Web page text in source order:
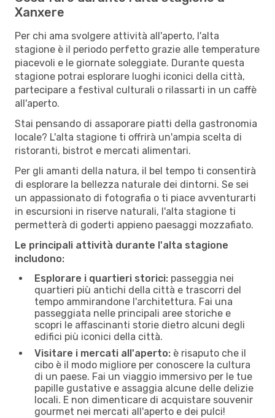
Xanxere
Per chi ama svolgere attività all'aperto, l'alta
stagione è il periodo perfetto grazie alle temperature
piacevoli e le giornate soleggiate. Durante questa
stagione potrai esplorare luoghi iconici della città,
partecipare a festival culturali o rilassarti in un caffè
all'aperto.
Stai pensando di assaporare piatti della gastronomia
locale? L'alta stagione ti offrirà un'ampia scelta di
ristoranti, bistrot e mercati alimentari.
Per gli amanti della natura, il bel tempo ti consentirà
di esplorare la bellezza naturale dei dintorni. Se sei
un appassionato di fotografia o ti piace avventurarti
in escursioni in riserve naturali, l'alta stagione ti
permetterà di goderti appieno paesaggi mozzafiato.
Le principali attività durante l'alta stagione
includono:
Esplorare i quartieri storici: passeggia nei
quartieri più antichi della città e trascorri del
tempo ammirandone l'architettura. Fai una
passeggiata nelle principali aree storiche e
scopri le affascinanti storie dietro alcuni degli
edifici più iconici della città.
Visitare i mercati all'aperto: è risaputo che il
cibo è il modo migliore per conoscere la cultura
di un paese. Fai un viaggio immersivo per le tue
papille gustative e assaggia alcune delle delizie
locali. E non dimenticare di acquistare souvenir
gourmet nei mercati all'aperto e dei pulci!